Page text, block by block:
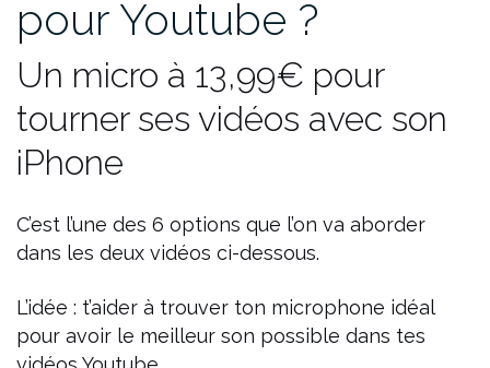
pour Youtube ?
Un micro à 13,99€ pour
tourner ses vidéos avec son
iPhone
C’est l’une des 6 options que l’on va aborder
dans les deux vidéos ci-dessous.
L’idée : t’aider à trouver ton microphone idéal
pour avoir le meilleur son possible dans tes